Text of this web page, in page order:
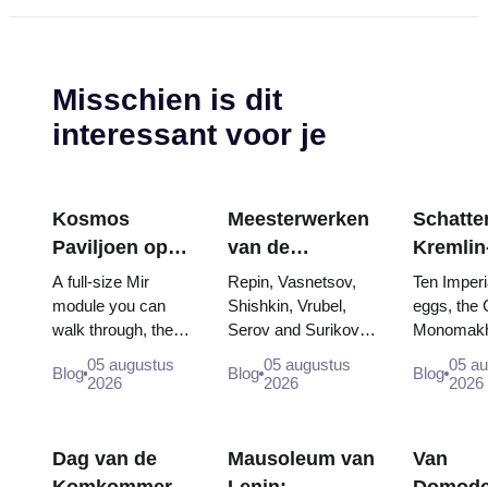
Misschien is dit
interessant voor je
Kosmos
Paviljoen op
VDNKh:
Binnen de
Grootste
Ruimte-
tentoonstelling
A full-size Mir
module you can
walk through, the
model, scorched
flight...
Blog05 augustus
2026
Meesterwerken
van de
Tretjakovgalerij:
De schilderijen
waarvoor u uw
reis kunt
plannen
Repin, Vasnetsov,
Shishkin, Vrubel,
Serov and Surikov
stop people, where
Blog 05 augustus
2026
tronen
Ten
eggs, the
boy tsars
Blog 05
2026
Dag van de
Mausoleum van
Van